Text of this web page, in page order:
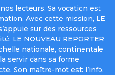
lecteurs. Sa vocation est
Avec cette mission, LE
sur des ressources
LE NOUVEAU REPORTER
nationale, continentale
servir dans sa forme
Son maître-mot est: l’info,